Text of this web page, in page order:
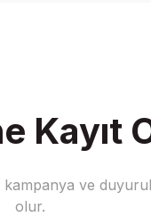
Gönder
Kayıt
ve
olur.